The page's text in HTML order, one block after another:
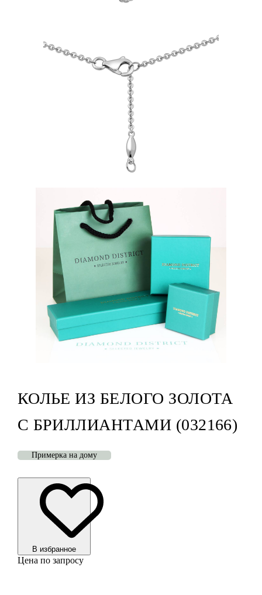
КОЛЬЕ ИЗ БЕЛОГО ЗОЛОТА
С БРИЛЛИАНТАМИ (032166)
Примерка на дому
В избранноe
Цена по запросу